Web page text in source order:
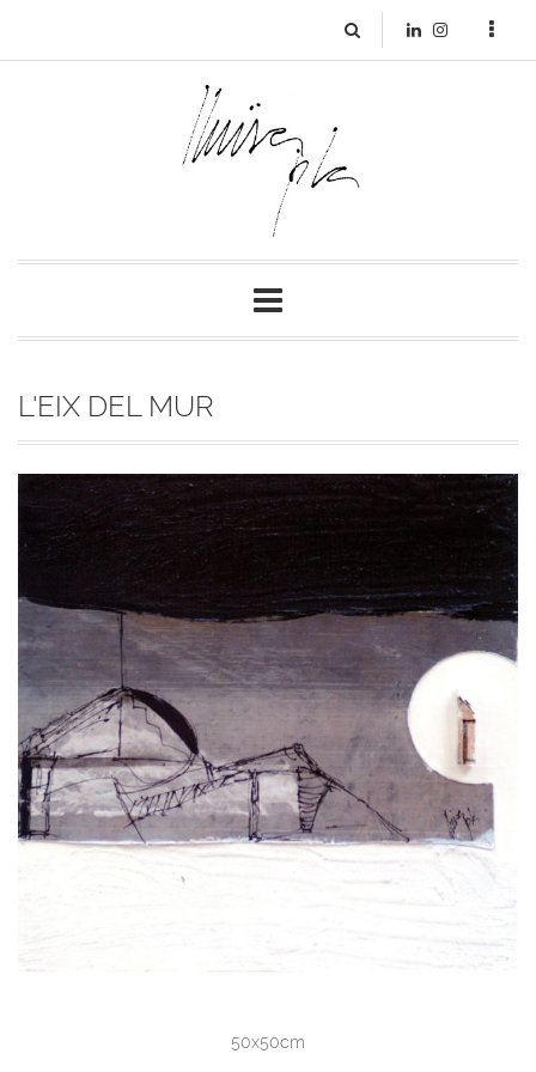
L'EIX DEL MUR
50x50cm